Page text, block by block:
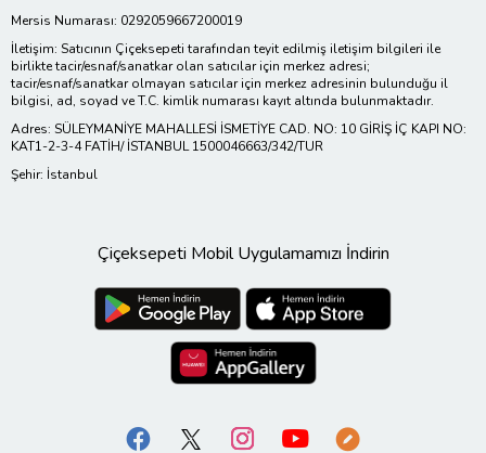
Mersis Numarası: 0292059667200019
İletişim: Satıcının Çiçeksepeti tarafından teyit edilmiş iletişim bilgileri ile
birlikte tacir/esnaf/sanatkar olan satıcılar için merkez adresi;
tacir/esnaf/sanatkar olmayan satıcılar için merkez adresinin bulunduğu il
bilgisi, ad, soyad ve T.C. kimlik numarası kayıt altında bulunmaktadır.
Adres: SÜLEYMANİYE MAHALLESİ İSMETİYE CAD. NO: 10 GİRİŞ İÇ KAPI NO:
KAT1-2-3-4 FATİH/ İSTANBUL 1500046663/342/TUR
Şehir: İstanbul
Çiçeksepeti Mobil Uygulamamızı İndirin